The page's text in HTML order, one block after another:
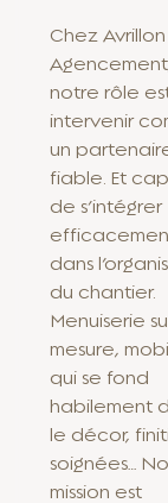
Chez Avrillon
Agencement,
notre rôle
intervenir
un
fiable. Et
de s’intégrer
dans
du chantier.
Menuiserie
mesure,
qui se fond
habilement
le décor,
soignées…
mission est